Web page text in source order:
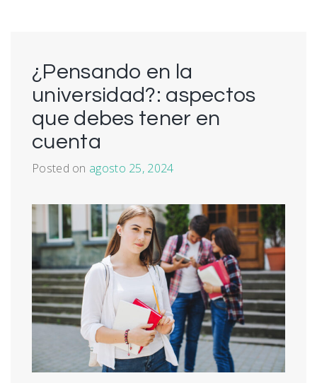
¿Pensando en la
universidad?: aspectos
que debes tener en
cuenta
Posted on agosto 25, 2024